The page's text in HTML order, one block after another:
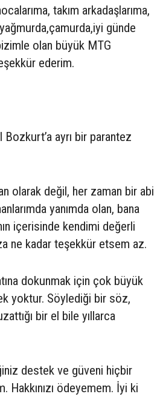
takım arkadaşlarıma,
günde
olan büyük MTG
ederim.
Bozkurt’a ayrı bir parantez
olarak değil, her zaman bir abi
yanımda olan, bana
içerisinde kendimi değerli
ne kadar teşekkür etsem az.
dokunmak için çok büyük
yoktur. Söylediği bir söz,
bir el bile yıllarca
destek ve güveni hiçbir
Hakkınızı ödeyemem. İyi ki